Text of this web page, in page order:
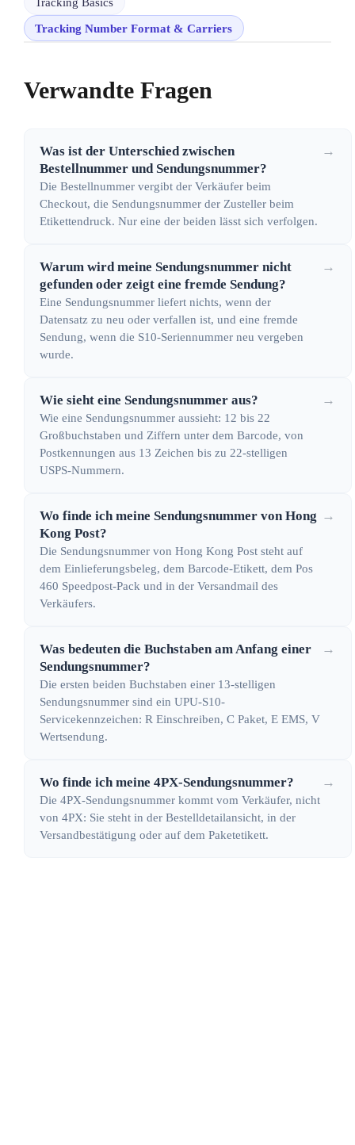
Tracking Number Format & Carriers
Verwandte Fragen
Was ist der Unterschied zwischen
Bestellnummer und Sendungsnummer?
Die Bestellnummer vergibt der Verkäufer beim
Checkout, die Sendungsnummer der Zusteller beim
Etikettendruck. Nur eine der beiden lässt sich verfolgen.
→
Warum wird meine Sendungsnummer nicht
gefunden oder zeigt eine fremde Sendung?
Eine Sendungsnummer liefert nichts, wenn der
Datensatz zu neu oder verfallen ist, und eine fremde
Sendung, wenn die S10-Seriennummer neu vergeben
wurde.
→
Wie sieht eine Sendungsnummer aus?
Wie eine Sendungsnummer aussieht: 12 bis 22
Großbuchstaben und Ziffern unter dem Barcode, von
Postkennungen aus 13 Zeichen bis zu 22-stelligen
USPS-Nummern.
→
Wo finde ich meine Sendungsnummer von Hong
Kong Post?
Die Sendungsnummer von Hong Kong Post steht auf
dem Einlieferungsbeleg, dem Barcode-Etikett, dem Pos
460 Speedpost-Pack und in der Versandmail des
Verkäufers.
→
Was bedeuten die Buchstaben am Anfang einer
Sendungsnummer?
Die ersten beiden Buchstaben einer 13-stelligen
Sendungsnummer sind ein UPU-S10-
Servicekennzeichen: R Einschreiben, C Paket, E EMS, V
Wertsendung.
→
Wo finde ich meine 4PX-Sendungsnummer?
Die 4PX-Sendungsnummer kommt vom Verkäufer, nicht
von 4PX: Sie steht in der Bestelldetailansicht, in der
Versandbestätigung oder auf dem Paketetikett.
→